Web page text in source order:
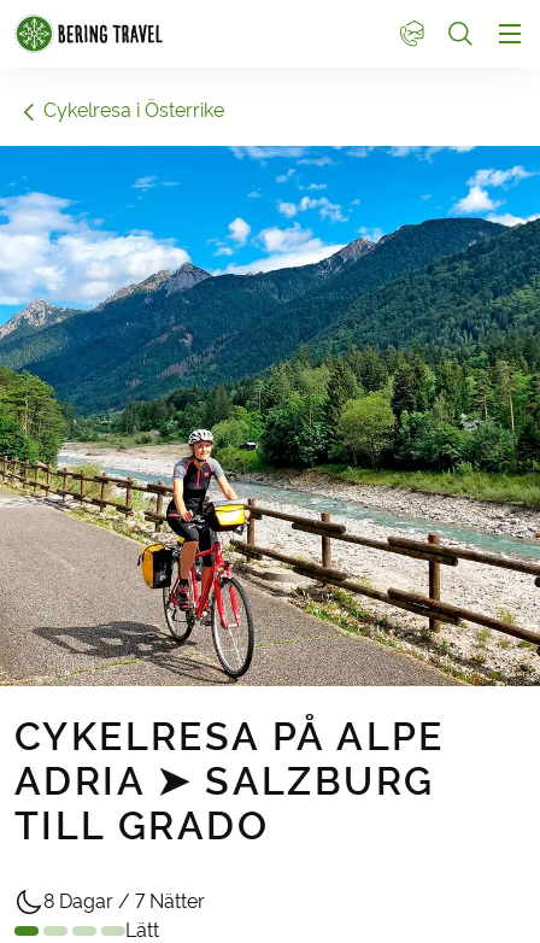
1
Cykelresa i Österrike
CYKELRESA PÅ ALPE
ADRIA ➤ SALZBURG
TILL GRADO
8 Dagar / 7 Nätter
Lätt